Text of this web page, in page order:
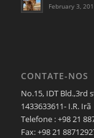
February 3,
CONTATE-NOS
No.15, IDT Bld.,3rd
1433633611- I.R. Irã
Telefone : +98 21
Fax: +98 21